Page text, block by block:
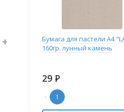
Бумага для пастели А4
160гр. лунный камень
29 Р
-